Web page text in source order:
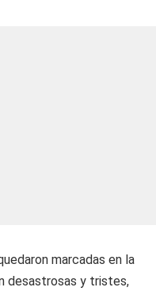
marcadas en la
desastrosas y tristes,